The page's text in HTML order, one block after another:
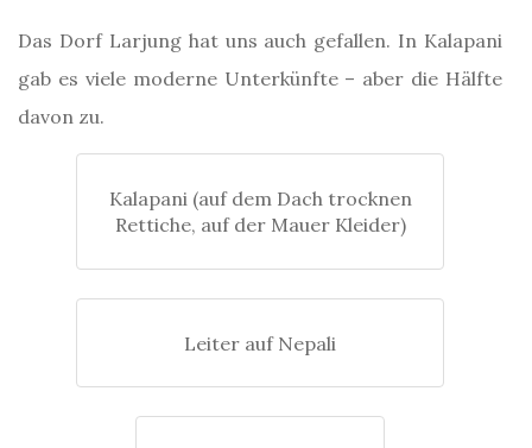
Das Dorf Larjung hat uns auch gefallen. In Kalapani
gab es viele moderne Unterkünfte – aber die Hälfte
davon zu.
Kalapani (auf dem Dach trocknen
Rettiche, auf der Mauer Kleider)
Leiter auf Nepali